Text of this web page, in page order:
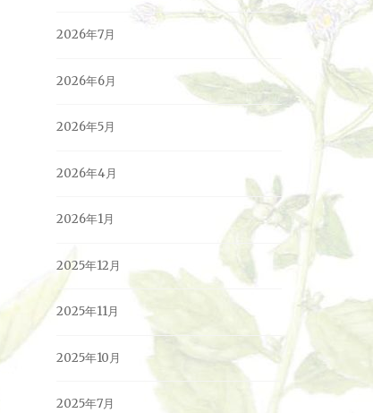
2026年7月
2026年6月
2026年5月
2026年4月
2026年1月
2025年12月
2025年11月
2025年10月
2025年7月